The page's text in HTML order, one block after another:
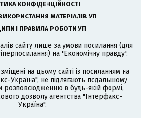
КОНФІДЕНЦІЙНОСТІ
МАТЕРІАЛІВ УП
І ПРАВИЛА РОБОТИ УП
сайту лише за умови посилання (для
на "Економічну правду".
на цьому сайті із посиланням на
Україна", не підлягають подальшому
розповсюдженню в будь-якій формі,
дозволу агентства "Інтерфакс-
Україна".